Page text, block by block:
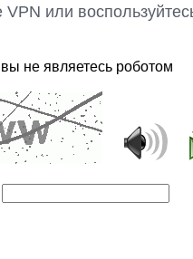
VPN или
не являетесь роботом